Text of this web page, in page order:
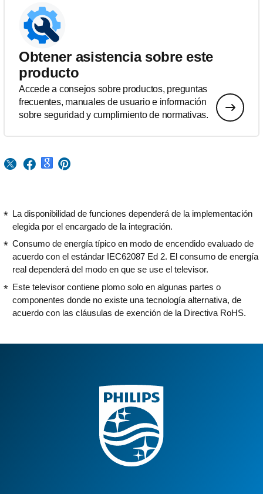
Obtener asistencia sobre este
producto
Accede a consejos sobre productos, preguntas
frecuentes, manuales de usuario e información
sobre seguridad y cumplimiento de normativas.
La disponibilidad de funciones dependerá de la implementación
elegida por el encargado de la integración.
Consumo de energía típico en modo de encendido evaluado de
acuerdo con el estándar IEC62087 Ed 2. El consumo de energía
real dependerá del modo en que se use el televisor.
Este televisor contiene plomo solo en algunas partes o
componentes donde no existe una tecnología alternativa, de
acuerdo con las cláusulas de exención de la Directiva RoHS.